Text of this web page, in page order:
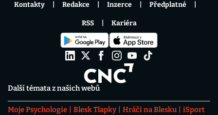
Další témata z našich webů
Moje Psychologie Blesk Tlapky Hráči na Blesku
iSport
Kontakty Redakce Inzerce Předplatné
RSS Kariéra